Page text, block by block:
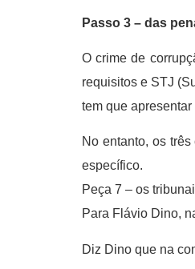
Passo 3 – das
O crime de
requisitos e STJ
tem que
No entanto, os
específico.
Peça 7 – os
Para Flávio Dino,
Diz Dino que na